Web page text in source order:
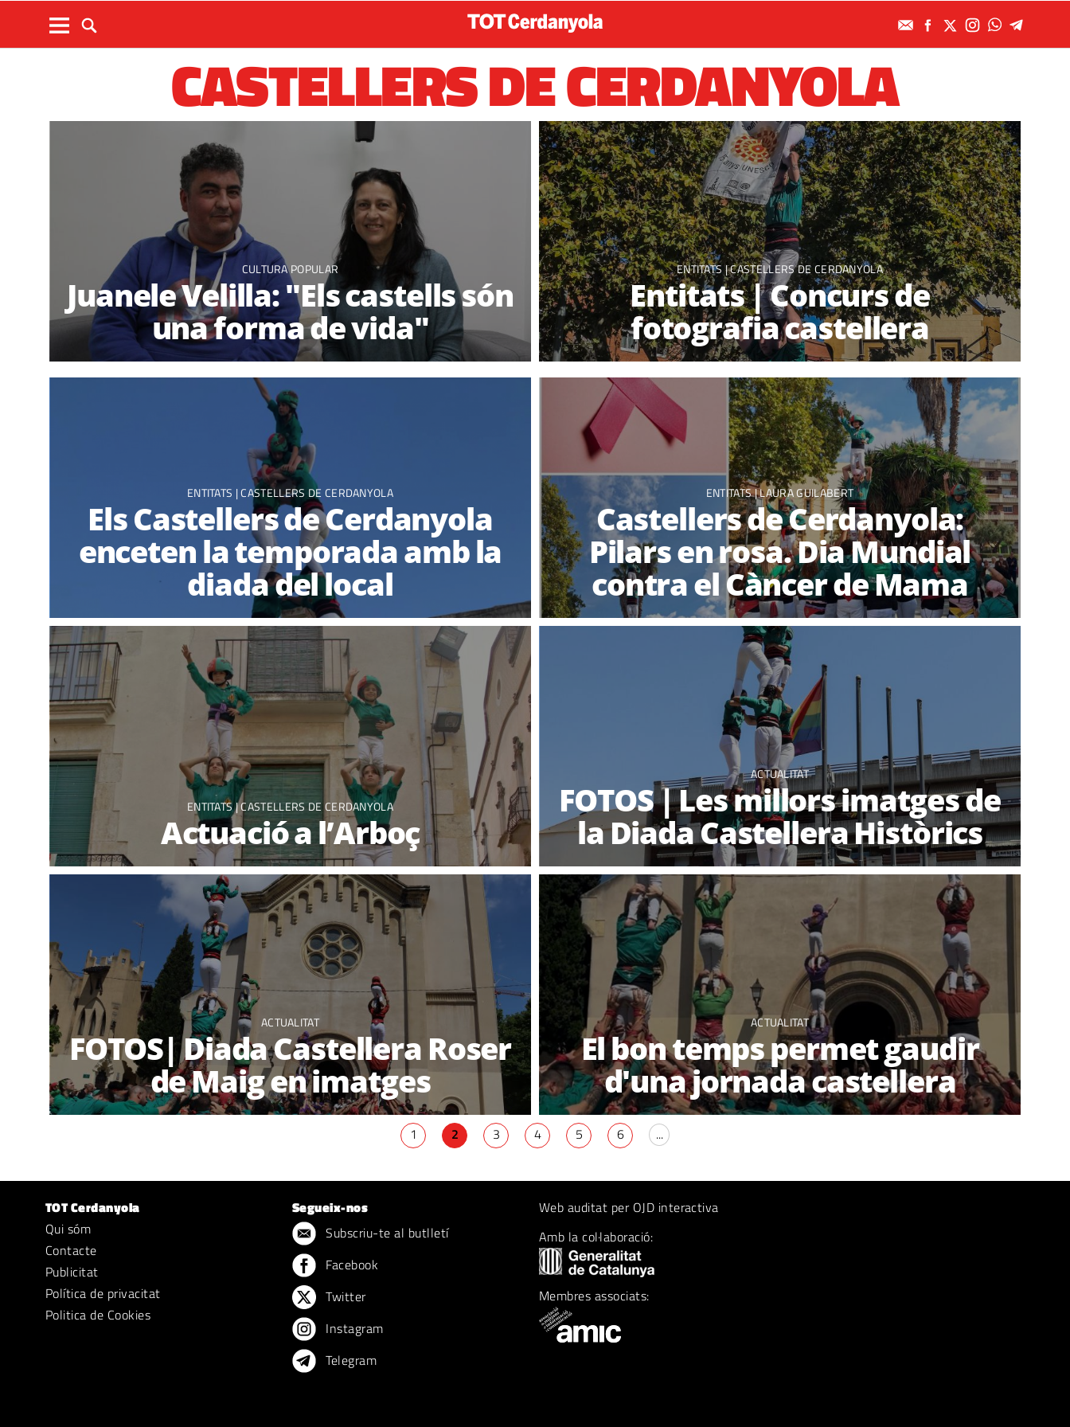
CASTELLERS DE CERDANYOLA
CULTURA POPULAR
Juanele Velilla: "Els castells són
una forma de vida"
ENTITATS |CASTELLERS DE CERDANYOLA
Entitats | Concurs de
fotografia castellera
ENTITATS |CASTELLERS DE CERDANYOLA
Els Castellers de Cerdanyola
enceten la temporada amb la
diada del local
ENTITATS |LAURA GUILABERT
Castellers de Cerdanyola:
Pilars en rosa. Dia Mundial
contra el Càncer de Mama
ENTITATS |CASTELLERS DE CERDANYOLA
Actuació a l’Arboç
ACTUALITAT
FOTOS | Les millors imatges de
la Diada Castellera Històrics
ACTUALITAT
FOTOS| Diada Castellera Roser
de Maig en imatges
ACTUALITAT
El bon temps permet gaudir
d'una jornada castellera
1 2 3 4 5 6 ...
TOT Cerdanyola
Qui sóm
Contacte
Publicitat
Política de privacitat
Politica de Cookies
Segueix-nos
Subscriu-te al butlletí
Facebook
Twitter
Instagram
Telegram
Web auditat per OJD interactiva
Amb la col·laboració:
Membres associats: